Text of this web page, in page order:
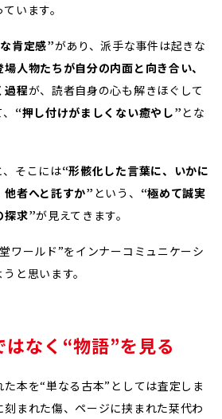
います。
肯定感”があり、派手な事件は起きな
人物たちが自分の内面と向き合い、
過程が、読者自身の心も解きほぐして
“押し付けがましくない癒やし”とな
、そこには“形骸化した言葉に、いかに
他者へと託すか” という、 “極めて誠実
探求”が見えてきます。
ワールド”をインナーコミュニケーシ
と思います。
なく“物語”を見る
本を“単なる古本”としては査定しま
まれた傷、ページに挟まれた栞代わ